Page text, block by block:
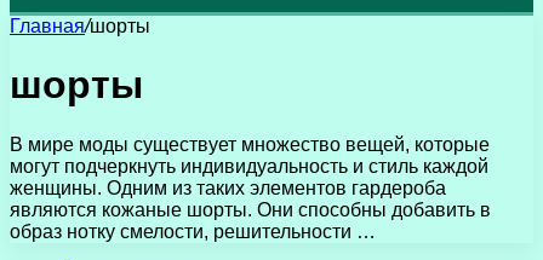
Главная/шорты
шорты
В мире моды существует множество вещей, которые
могут подчеркнуть индивидуальность и стиль каждой
женщины. Одним из таких элементов гардероба
являются кожаные шорты. Они способны добавить в
образ нотку смелости, решительности …